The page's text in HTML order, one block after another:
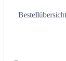
Bestellübersicht